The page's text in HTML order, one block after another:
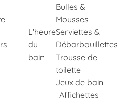
L'heure
du
bain
Bulles &
Mousses
Serviettes &
Débarbouillettes
Trousse de
toilette
Jeux de bain
Affichettes